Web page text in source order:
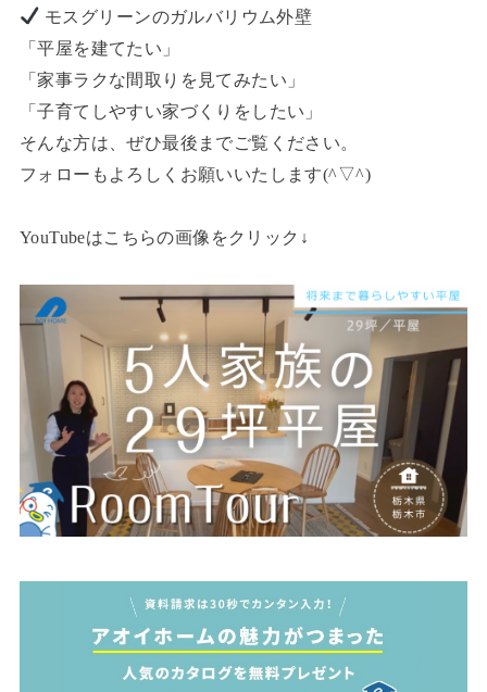
モスグリーンのガルバリウム外壁
「平屋を建てたい」
「家事ラクな間取りを見てみたい」
「子育てしやすい家づくりをしたい」
そんな方は、ぜひ最後までご覧ください。
フォローもよろしくお願いいたします(^▽^)
YouTubeはこちらの画像をクリック↓